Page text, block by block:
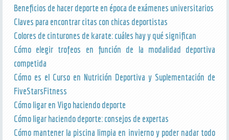
Beneficios de hacer deporte en época de exámenes universitarios
Claves para encontrar citas con chicas deportistas
Colores de cinturones de karate: cuáles hay y qué significan
Cómo elegir trofeos en función de la modalidad deportiva
competida
Cómo es el Curso en Nutrición Deportiva y Suplementación de
FiveStarsFitness
Cómo ligar en Vigo haciendo deporte
Cómo ligar haciendo deporte: consejos de expertas
Cómo mantener la piscina limpia en invierno y poder nadar todo